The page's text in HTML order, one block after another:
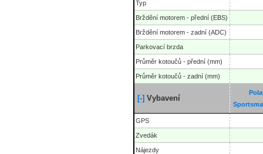
Typ
Brždění motorem - přední (EBS)
Brždění motorem - zadní (ADC)
Parkovací brzda
Průměr kotoučů - přední (mm)
Průměr kotoučů - zadní (mm)
[-] Vybavení
GPS
Zvedák
Nájezdy